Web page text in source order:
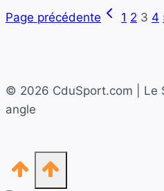
Page précédente 1 2 3 4
© 2026 CduSport.com | Le
angle